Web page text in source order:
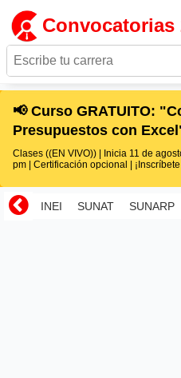
Convocatorias
📢 Curso GRATUITO:
Presupuestos con
Clases ((EN VIVO)) | Inicia 11 de
pm | Certificación opcional |
INEI SUNAT SUNARP